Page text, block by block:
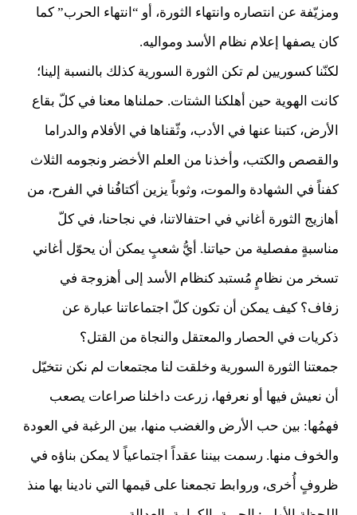
ومزيّفة عن انتصاره وانتهاء الثورة، أو “انتهاء الحرب” كما
كان يصفها إعلام نظام الأسد ومواليه.
لكنّنا كسوريين لم تكن الثورة السورية كذلك بالنسبة إلينا؛
كانت الهوية حين أهلكنا الشتات. حملناها معنا في كلّ بقاع
الأرض، كتبنا عنها في الأدب، وثّقناها في الأفلام والدراما
والقصص والكتب، وأخذنا من العلم الأخضر ونجومه الثلاث
كفناً في الشهادة والموت، وثوباً يزين أكتافُنا في الفرح، من
أهازيج الثورة أغاني في احتفالاتنا، في نجاحنا، في كلّ
مناسبةٍ مفصلية من حياتنا. أيُّ شعبٍ يمكن أن يحوّل أغاني
تسخر من نظامٍ مُستبد كنظام الأسد إلى أهزوجة في
زفاف؟ كيف يمكن أن تكون كلّ اجتماعاتنا عبارة عن
ذكريات في الحصار والمعتقل والنجاة من القتل؟
جمعتنا الثورة السورية وخلقت لنا مجتمعات لم نكن نتخيّل
أن نعيش فيها أو نعرفها، زرعت داخلنا صراعات يصعب
فهمُها: بين حب الأرض والغضب منها، بين الرغبة في العودة
والخوف منها. رسمت بيننا عقداً اجتماعياً لا يمكن بناؤه في
ظروفٍ أُخرى، وروابط تجمعنا على قيمها التي نادينا بها منذ